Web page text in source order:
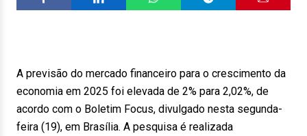
A previsão do mercado financeiro para o crescimento da
economia em 2025 foi elevada de 2% para 2,02%, de
acordo com o Boletim Focus, divulgado nesta segunda-
feira (19), em Brasília. A pesquisa é realizada